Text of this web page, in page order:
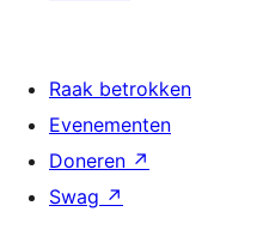
Raak betrokken
Evenementen
Doneren ↗
Swag ↗